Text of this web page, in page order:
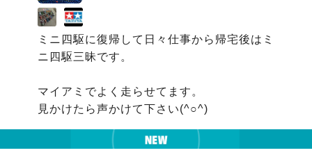
ミニ四駆に復帰して日々仕事から帰宅後はミ
ニ四駆三昧です。
マイアミでよく走らせてます。
見かけたら声かけて下さい(^○^)